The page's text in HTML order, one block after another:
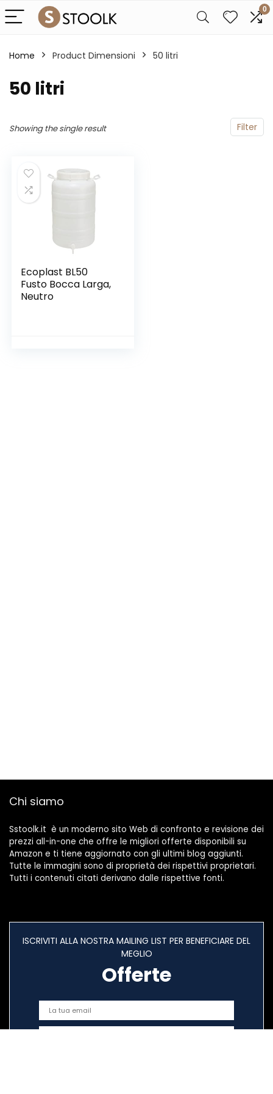
0
Home Product Dimensioni ‎50 litri
‎50 litri
Filter
Showing the single result
Ecoplast BL50
Fusto Bocca Larga,
Neutro
Chi siamo
Sstoolk.it è un moderno sito Web di confronto e revisione dei
prezzi all-in-one che offre le migliori offerte disponibili su
Amazon e ti tiene aggiornato con gli ultimi blog aggiunti.
Tutte le immagini sono di proprietà dei rispettivi proprietari.
Tutti i contenuti citati derivano dalle rispettive fonti.
ISCRIVITI ALLA NOSTRA MAILING LIST PER BENEFICIARE DEL
MEGLIO
Offerte